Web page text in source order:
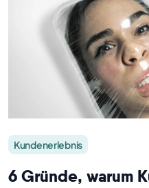
Kundenerlebnis
6 Gründe, warum